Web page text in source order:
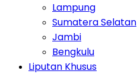
Lampung
Sumatera Selatan
Jambi
Bengkulu
Liputan Khusus